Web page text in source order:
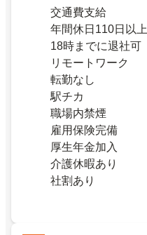
交通費支給
年間休日110日以上
18時までに退社可
リモートワーク
転勤なし
駅チカ
職場内禁煙
雇用保険完備
厚生年金加入
介護休暇あり
社割あり